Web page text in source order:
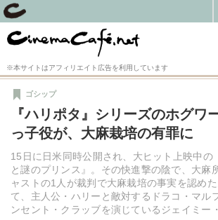
※本サイトはアフィリエイト広告を利用しています
『ハリポタ』シリーズのホグワ
っ子役が、大麻栽培の有罪に
15日に日米同時公開され、大ヒット上映中の
と謎のプリンス』。その快進撃の陰で、大麻
ャストの1人が裁判で大麻栽培の事実を認め
て、主人公・ハリーと敵対するドラコ・マル
ンセント・クラッブを演じているジェイミー
ゴシップ